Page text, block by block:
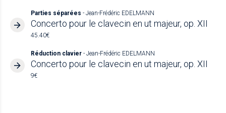
Parties séparées - Jean-Frédéric EDELMANN
Concerto pour le clavecin en ut majeur, op. XII
45.40€
Réduction clavier - Jean-Frédéric EDELMANN
Concerto pour le clavecin en ut majeur, op. XII
9€